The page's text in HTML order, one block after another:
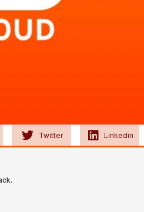
Twitter Linkedin